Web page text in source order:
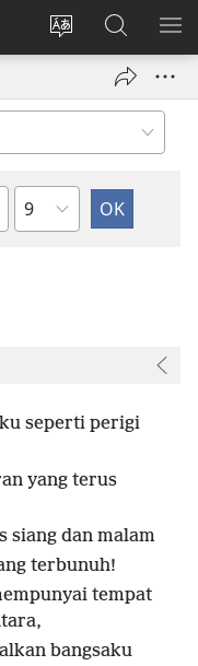
Tukar
bahasa
web
Log
Masuk
baharu)
Cari
JW.ORG
Bab
seperti perigi
yang terus
siang dan malam
terbunuh!
tempat
bangsaku